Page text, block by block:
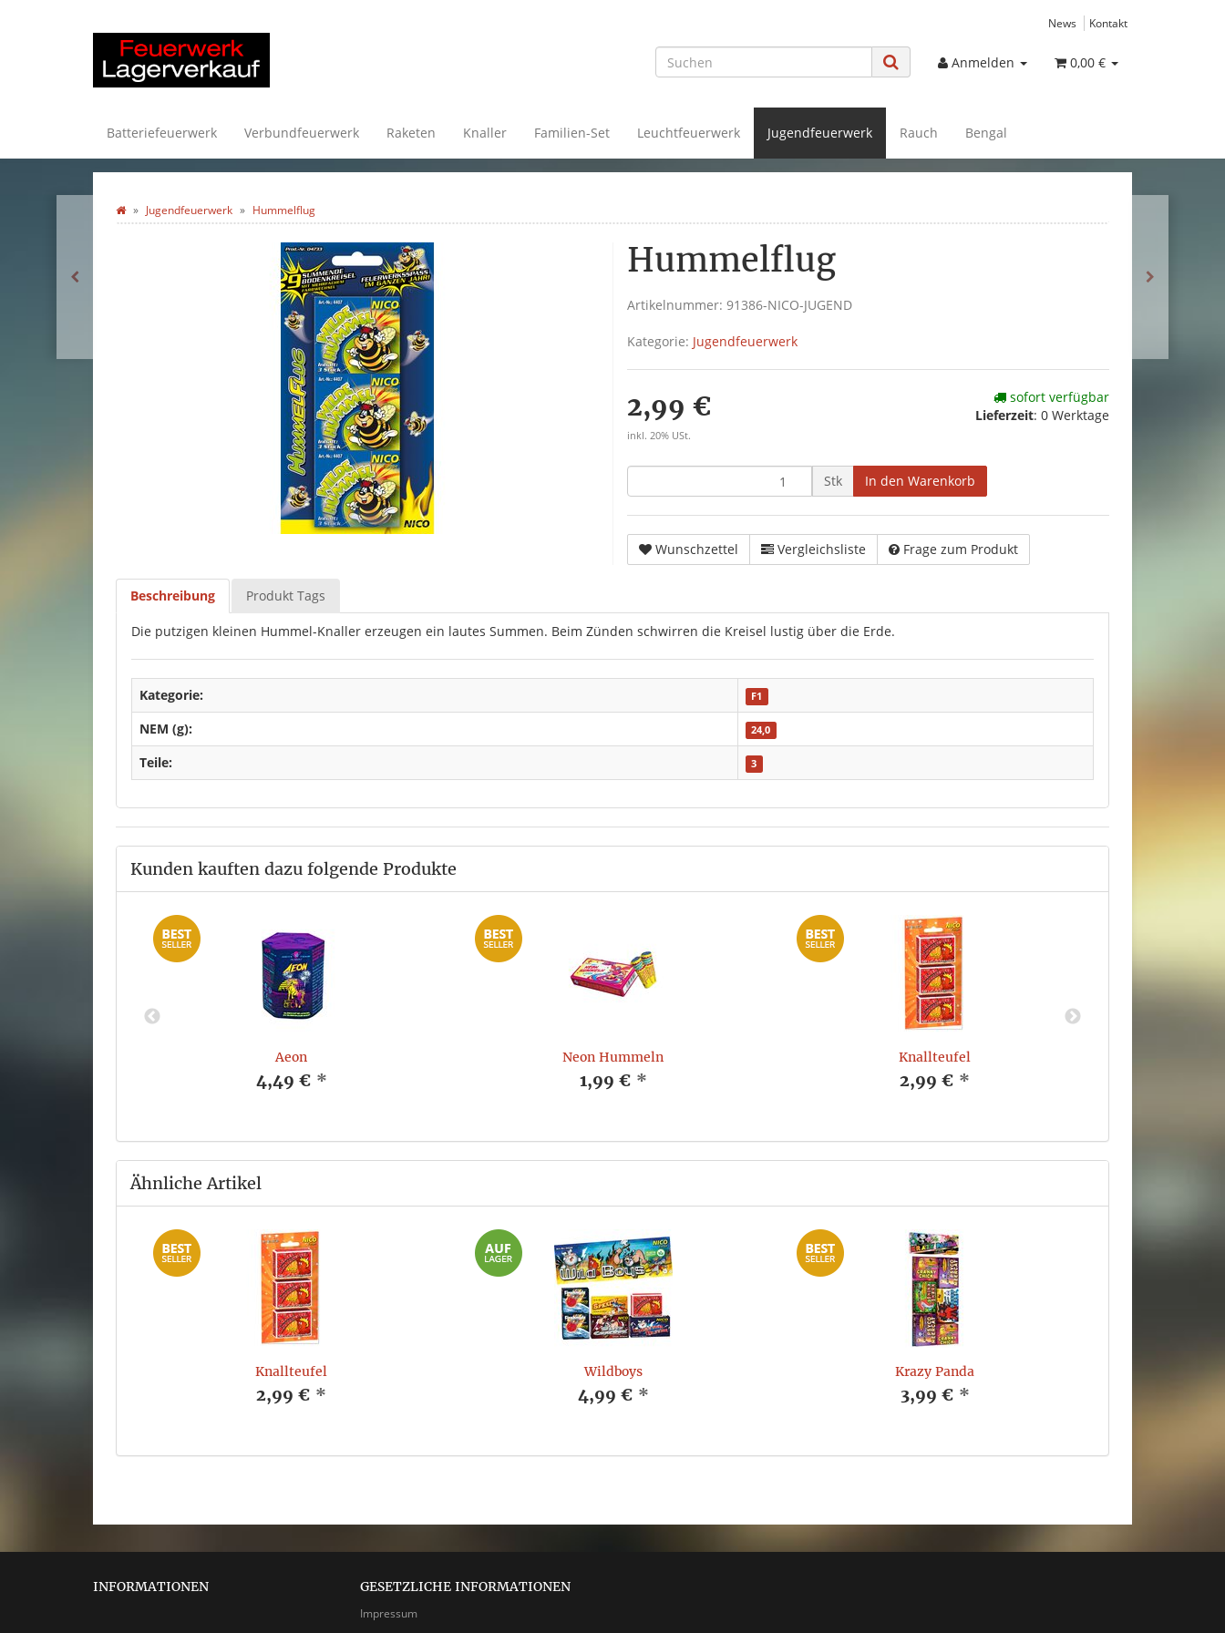
News Kontakt
Anmelden 0,00 €
Batteriefeuerwerk Verbundfeuerwerk Raketen Knaller Familien-Set Leuchtfeuerwerk Jugendfeuerwerk Rauch Bengal
Jugendfeuerwerk Hummelflug
Hummelflug
Artikelnummer: 91386-NICO-JUGEND
Kategorie: Jugendfeuerwerk
2,99 €
inkl. 20% USt.
sofort verfügbar
Lieferzeit: 0 Werktage
Stk In den Warenkorb
Wunschzettel Vergleichsliste Frage zum Produkt
Beschreibung Produkt Tags
Die putzigen kleinen Hummel-Knaller erzeugen ein lautes Summen. Beim Zünden schwirren die Kreisel lustig über die Erde.
Kategorie: F1
NEM (g): 24,0
Teile: 3
Kunden kauften dazu folgende Produkte
Aeon
4,49 € *
Neon Hummeln
1,99 € *
Knallteufel
2,99 € *
Ähnliche Artikel
Knallteufel
2,99 € *
Wildboys
4,99 € *
Krazy Panda
3,99 € *
INFORMATIONEN GESETZLICHE INFORMATIONEN
Impressum